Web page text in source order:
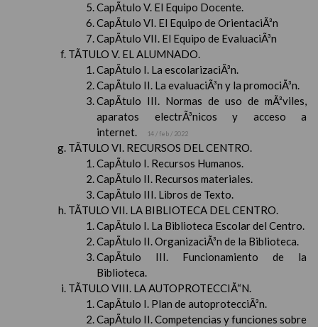
CapÃ­tulo V. El Equipo Docente.
CapÃ­tulo VI. El Equipo de OrientaciÃ³n
CapÃ­tulo VII. El Equipo de EvaluaciÃ³n
TÃTULO V. EL ALUMNADO.
CapÃ­tulo I. La escolarizaciÃ³n.
CapÃ­tulo II. La evaluaciÃ³n y la promociÃ³n.
CapÃ­tulo III. Normas de uso de mÃ³viles,
aparatos electrÃ³nicos y acceso a
internet.
14 / feb / 2022
TÃTULO VI. RECURSOS DEL CENTRO.
CapÃ­tulo I. Recursos Humanos.
CapÃ­tulo II. Recursos materiales.
CapÃ­tulo III. Libros de Texto.
TÃTULO VII. LA BIBLIOTECA DEL CENTRO.
CapÃ­tulo I. La Biblioteca Escolar del Centro.
CapÃ­tulo II. OrganizaciÃ³n de la Biblioteca.
CapÃ­tulo III. Funcionamiento de la
Biblioteca.
TÃTULO VIII. LA AUTOPROTECCIÃ“N.
CapÃ­tulo I. Plan de autoprotecciÃ³n.
CapÃ­tulo II. Competencias y funciones sobre